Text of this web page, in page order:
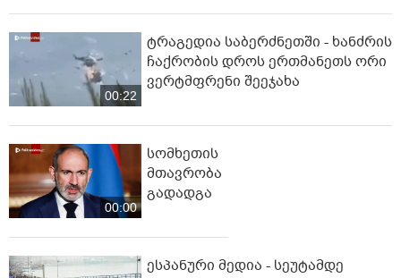
00:22
ტრაგედია საბერძნეთში - ხანძრის
ჩაქრობის დროს ერთმანეთს ორი
ვერტმფრენი შეეჯახა
00:00
სომხეთის
მთავრობა
გადადგა
ესპანური მედია - სეუტამდე